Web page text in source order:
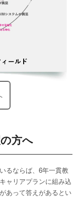
方へ
るならば、6年一貫教
ャリアプランに組み込
あって答えがあるとい